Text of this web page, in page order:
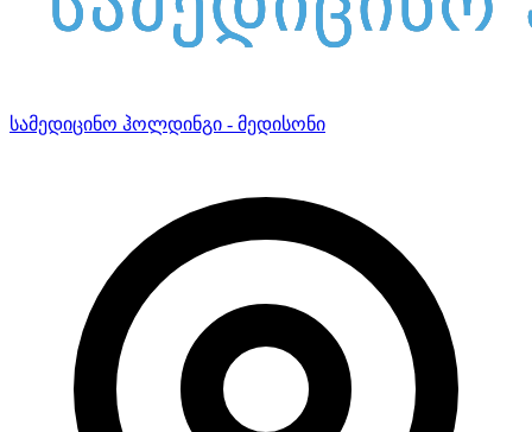
სამედიცინო ჰოლდინგი - მედისონი